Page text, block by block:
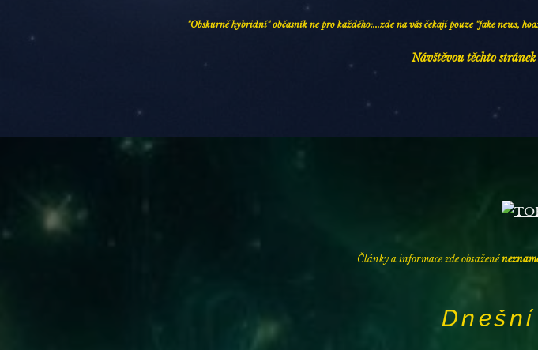
"Obskurně hybridní" občasník ne pro každého:...zde na vás čekají pouze "fake news,
Návštěvou těchto
Články a informace zde obsažené